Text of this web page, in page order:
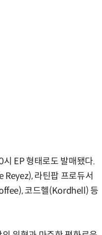
시 EP 형태로도 발매됐다.
라틴팝 프로듀서
코드헬(Kordhell) 등